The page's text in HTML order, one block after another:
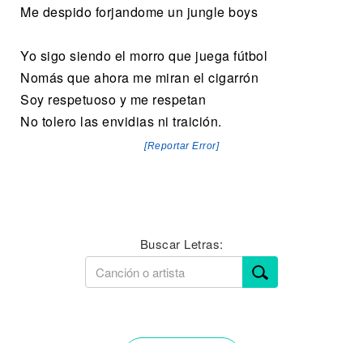
Me despido forjandome un jungle boys
Yo sigo siendo el morro que juega fútbol
Nomás que ahora me miran el cigarrón
Soy respetuoso y me respetan
No tolero las envidias ni traición.
[Reportar Error]
Buscar Letras: